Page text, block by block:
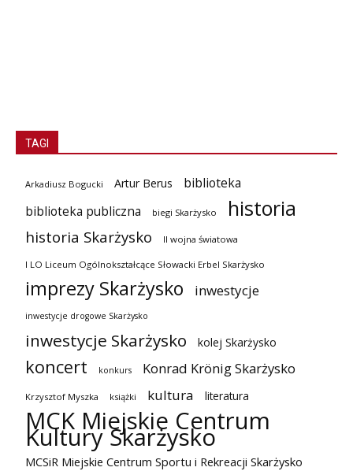
TAGI
Arkadiusz Bogucki Artur Berus
biblioteka
biblioteka publiczna
biegi Skarżysko historia
historia Skarżysko II wojna światowa
I LO Liceum Ogólnokształcące Słowacki Erbel Skarżysko
imprezy Skarżysko inwestycje
inwestycje drogowe Skarżysko
inwestycje Skarżysko kolej Skarżysko
koncert konkurs Konrad Krönig Skarżysko
Krzysztof Myszka książki kultura literatura
MCK Miejskie Centrum
Kultury Skarżysko
MCSiR Miejskie Centrum Sportu i Rekreacji Skarżysko